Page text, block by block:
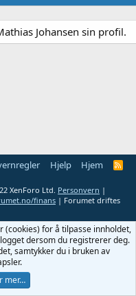
Johansen sin profil.
Hjelp Hjem
R
XenForo Ltd. Personvern |
finans | Forumet driftes
for å tilpasse innholdet,
dersom du registrerer deg.
samtykker du i bruken av
mer…